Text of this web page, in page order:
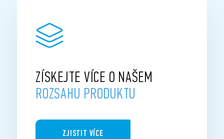
ZÍSKEJTE VÍCE O NAŠEM
ROZSAHU PRODUKTU
ZJISTIT VÍCE